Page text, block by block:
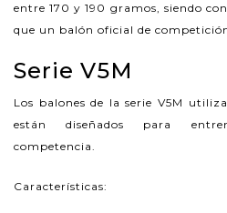
entre 170 y 190 gramos, siendo
que un balón oficial de
Serie V5M
Los balones de la serie V5M
están diseñados para
competencia.
Características: